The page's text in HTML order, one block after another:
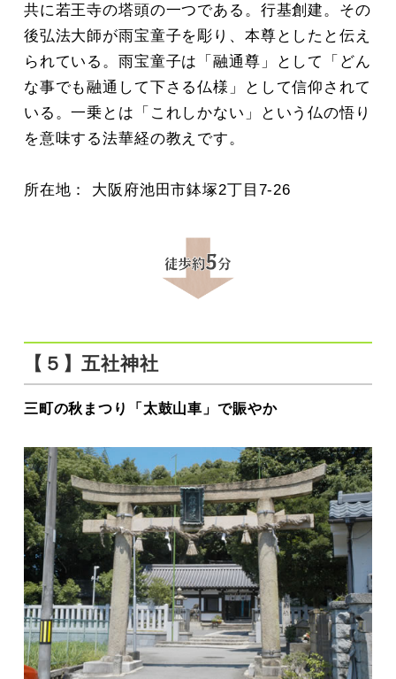
共に若王寺の塔頭の一つである。行基創建。その
後弘法大師が雨宝童子を彫り、本尊としたと伝え
られている。雨宝童子は「融通尊」として「どん
な事でも融通して下さる仏様」として信仰されて
いる。一乗とは「これしかない」という仏の悟り
を意味する法華経の教えです。
所在地： 大阪府池田市鉢塚2丁目7-26
【５】五社神社
三町の秋まつり「太鼓山車」で賑やか